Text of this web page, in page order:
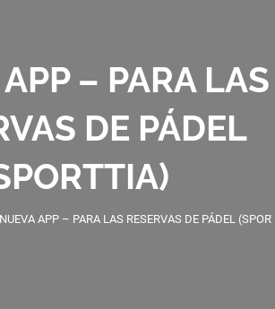
– PARA LAS
DE PÁDEL
NUEVA APP – PARA LAS RESERVAS DE PÁDEL